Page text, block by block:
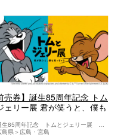
4位
売券】誕生85周年記念 トム
ェリー展 君が笑うと、僕も
島県
広島・宮島